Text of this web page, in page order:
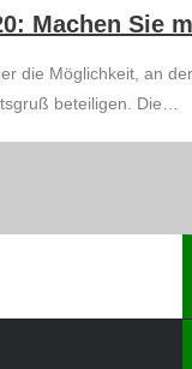
Machen Sie
die Möglichkeit, an
beteiligen. Die…